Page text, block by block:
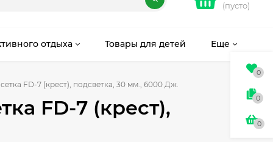
(пусто)
отдыха Товары для детей Еще
FD-7 (крест), подсветка, 30 мм., 6000 Дж.
FD-7 (крест),
0
0
0